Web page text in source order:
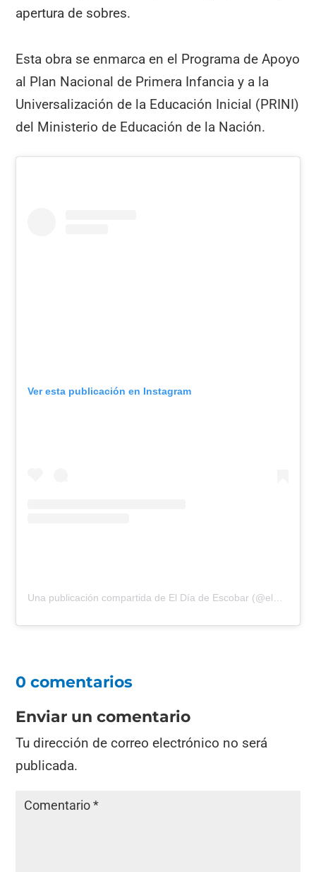
apertura de sobres.
Esta obra se enmarca en el Programa de Apoyo
al Plan Nacional de Primera Infancia y a la
Universalización de la Educación Inicial (PRINI)
del Ministerio de Educación de la Nación.
Ver esta publicación en Instagram
0 comentarios
Enviar un comentario
Tu dirección de correo electrónico no será
publicada.